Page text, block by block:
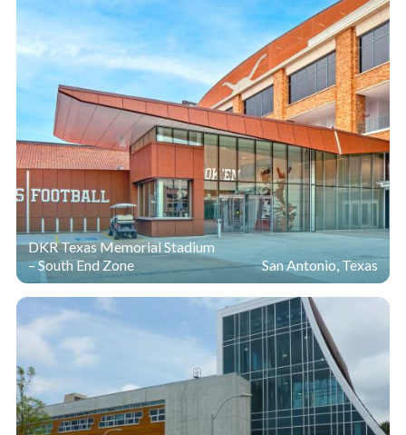
DKR Texas Memorial Stadium
– South End Zone
San Antonio, Texas